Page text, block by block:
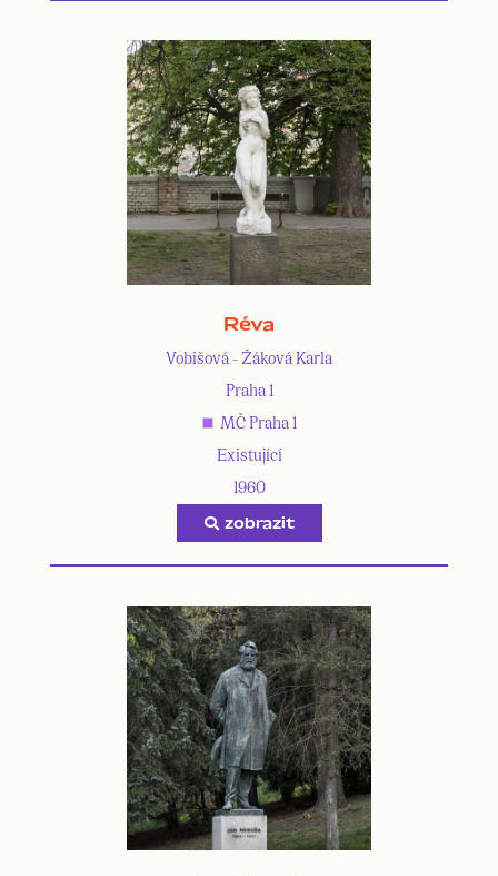
Réva
Vobišová - Žáková Karla
Praha 1
MČ Praha 1
Existující
1960
zobrazit